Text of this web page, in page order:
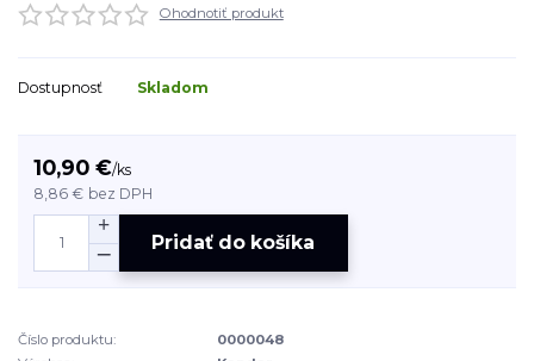
Ohodnotiť produkt
Dostupnosť Skladom
10,90 €/ks
8,86 € bez DPH
Pridať do košíka
Číslo produktu:
0000048